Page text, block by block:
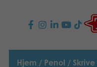
PRODUKTER
Hjem / Penol / Skrive